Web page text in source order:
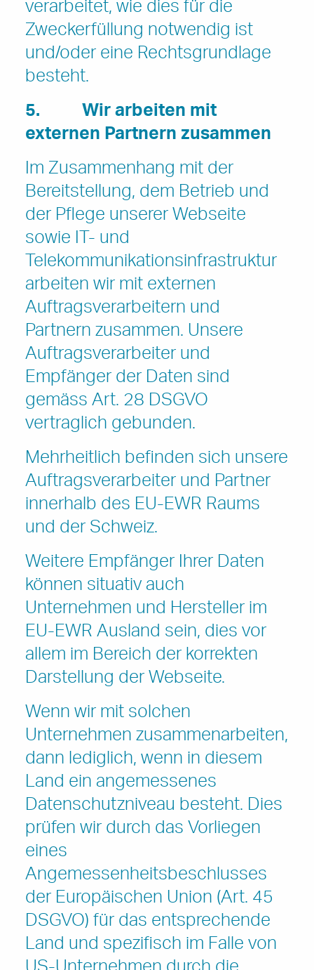
verarbeitet, wie dies für die
Zweckerfüllung notwendig ist
und/oder eine Rechtsgrundlage
besteht.
5. Wir arbeiten mit
externen Partnern zusammen
Im Zusammenhang mit der
Bereitstellung, dem Betrieb und
der Pflege unserer Webseite
sowie IT- und
Telekommunikationsinfrastruktur
arbeiten wir mit externen
Auftragsverarbeitern und
Partnern zusammen. Unsere
Auftragsverarbeiter und
Empfänger der Daten sind
gemäss Art. 28 DSGVO
vertraglich gebunden.
Mehrheitlich befinden sich unsere
Auftragsverarbeiter und Partner
innerhalb des EU-EWR Raums
und der Schweiz.
Weitere Empfänger Ihrer Daten
können situativ auch
Unternehmen und Hersteller im
EU-EWR Ausland sein, dies vor
allem im Bereich der korrekten
Darstellung der Webseite.
Wenn wir mit solchen
Unternehmen zusammenarbeiten,
dann lediglich, wenn in diesem
Land ein angemessenes
Datenschutzniveau besteht. Dies
prüfen wir durch das Vorliegen
eines
Angemessenheitsbeschlusses
der Europäischen Union (Art. 45
DSGVO) für das entsprechende
Land und spezifisch im Falle von